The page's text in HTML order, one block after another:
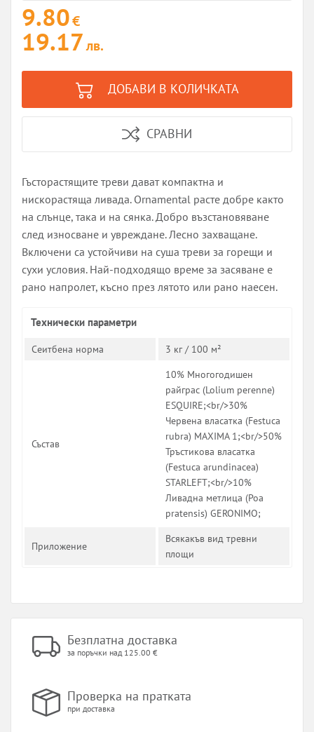
9.80€
19.17лв.
ДОБАВИ В КОЛИЧКАТА
СРАВНИ
Гъсторастящите треви дават компактна и
нискорастяща ливада. Ornamental расте добре както
на слънце, така и на сянка. Добро възстановяване
след износване и увреждане. Лесно захващане.
Включени са устойчиви на суша треви за горещи и
сухи условия. Най-подходящо време за засяване е
рано напролет, късно през лятото или рано наесен.
Технически параметри
Сеитбена норма 3 кг / 100 м²
Състав
10% Многогодишен
райграс (Lolium perenne)
ESQUIRE;<br/>30%
Червена власатка (Festuca
rubra) MAXIMA 1;<br/>50%
Тръстикова власатка
(Festuca arundinacea)
STARLEFT;<br/>10%
Ливадна метлица (Poa
pratensis) GERONIMO;
Приложение
Всякакъв вид тревни
площи
Безплатна доставка
за поръчки над 125.00 €
Проверка на пратката
при доставка